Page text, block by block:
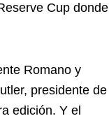
Cup donde
Romano y
presidente de
edición. Y el